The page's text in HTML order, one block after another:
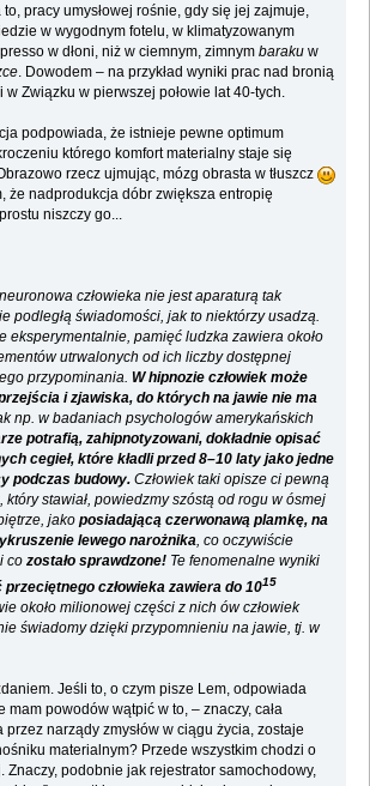
pracy umysłowej rośnie, gdy się jej zajmuje,
w wygodnym fotelu, w klimatyzowanym
w dłoni, niż w ciemnym, zimnymbaraku w
. Dowodem – na przykład wyniki prac nad bronią
w Związku w pierwszej połowie lat 40-tych.
podpowiada, że istnieje pewne optimum
którego komfort materialny staje się
rzecz ujmując, mózg obrasta w tłuszcz
że nadprodukcja dóbr zwiększa entropię
niszczy go...
człowieka nie jest aparaturą tak
podległą świadomości, jak to niektórzy usadzą.
eksperymentalnie, pamięć ludzka zawiera około
utrwalonych od ich liczby dostępnej
przypominania.W hipnozie człowiek może
i zjawiska, do których na jawie nie ma
np. w badaniach psychologów amerykańskich
potrafią, zahipnotyzowani, dokładnie opisać
cegieł, które kładli przed 8–10 laty jako jedne
podczas budowy. Człowiek taki opisze ci pewną
który stawiał, powiedzmy szóstą od rogu w ósmej
jakoposiadającą czerwonawą plamkę, na
lewego narożnika, co oczywiście
cozostało sprawdzone! Te fenomenalne wyniki
przeciętnego człowieka zawiera do 1015
około milionowej części z nich ów człowiek
świadomy dzięki przypomnieniu na jawie, tj. w
Jeśli to, o czym pisze Lem, odpowiada
mam powodów wątpić w to, – znaczy, cała
narządy zmysłów w ciągu życia, zostaje
materialnym? Przede wszystkim chodzi o
Znaczy, podobnie jak rejestrator samochodowy,